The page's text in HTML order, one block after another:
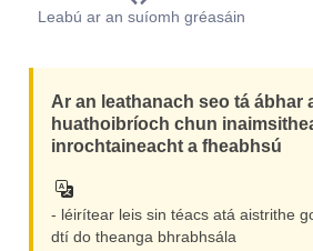
Leabú ar an suíomh gréasáin
Ar an leathanach seo tá ábhar
huathoibríoch chun
inrochtaineacht a fheabhsú
- léirítear leis sin téacs atá aistrithe
dtí do theanga bhrabhsála